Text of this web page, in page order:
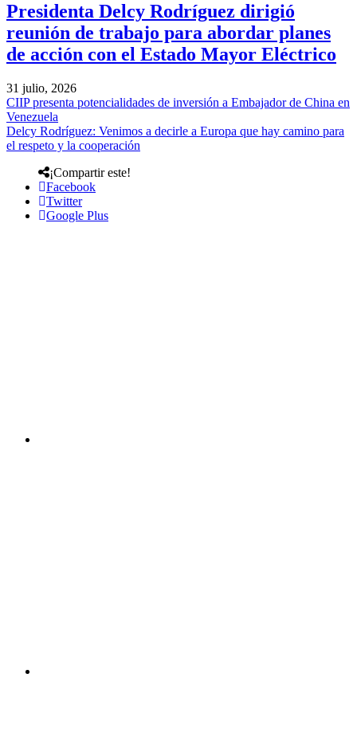
Presidenta Delcy Rodríguez dirigió
reunión de trabajo para abordar planes
de acción con el Estado Mayor Eléctrico
31 julio, 2026
CIIP presenta potencialidades de inversión a Embajador de China en
Venezuela
Delcy Rodríguez: Venimos a decirle a Europa que hay camino para
el respeto y la cooperación
¡Compartir este!
Facebook
Twitter
Google Plus